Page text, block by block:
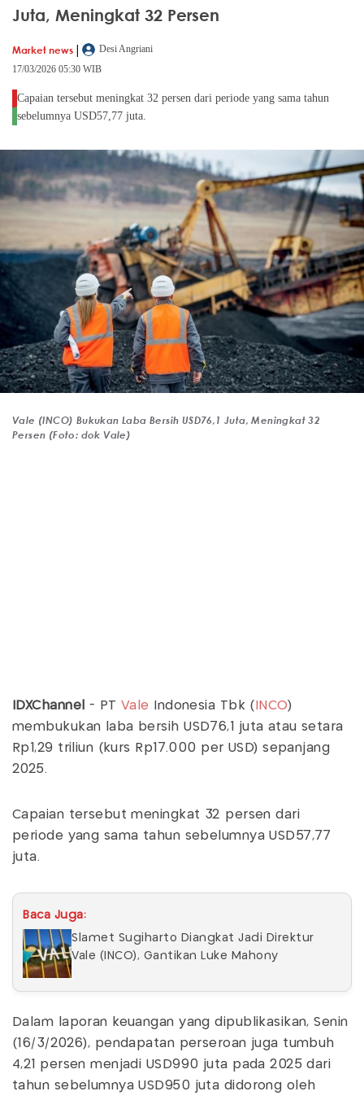
Juta, Meningkat 32 Persen
Market news |
Desi Angriani
17/03/2026 05:30 WIB
Capaian tersebut meningkat 32 persen dari periode yang sama tahun
sebelumnya USD57,77 juta.
Vale (INCO) Bukukan Laba Bersih USD76,1 Juta, Meningkat 32
Persen (Foto: dok Vale)
IDXChannel - PTVale Indonesia Tbk ( INCO)
membukukan laba bersih USD76,1 juta atau setara
Rp1,29 triliun (kurs Rp17.000 per USD) sepanjang
2025.
Capaian tersebut meningkat 32 persen dari
periode yang sama tahun sebelumnya USD57,77
juta.
Baca Juga:
Slamet Sugiharto Diangkat Jadi Direktur
Vale (INCO), Gantikan Luke Mahony
Dalam laporan keuangan yang dipublikasikan, Senin
(16/3/2026), pendapatan perseroan juga tumbuh
4,21 persen menjadi USD990 juta pada 2025 dari
tahun sebelumnya USD950 juta didorong oleh